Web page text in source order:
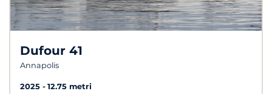
Dufour 41
Annapolis
2025
12.75 metri